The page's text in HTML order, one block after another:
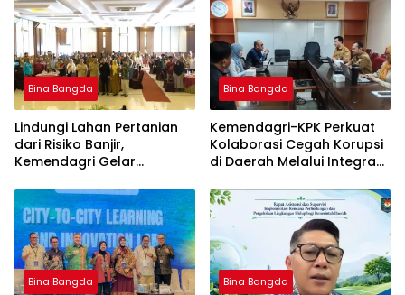
Bina Bangda
Lindungi Lahan Pertanian
dari Risiko Banjir,
Kemendagri Gelar
Banjir Melalui Program
FMNJP di Brebes
Bina Bangda
Kemendagri-KPK Perkuat
Kolaborasi Cegah Korupsi
di Daerah Melalui Integrasi
Bina Bangda Bina Bangda